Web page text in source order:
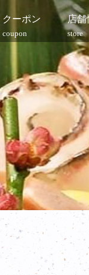
クーポン
coupon
店舗
store